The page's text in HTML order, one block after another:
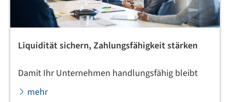
Liquidität sichern, Zahlungsfähigkeit stärken
Damit Ihr Unternehmen handlungsfähig bleibt
mehr